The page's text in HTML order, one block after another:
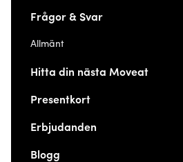
Frågor & Svar
Allmänt
Hitta din nästa Moveat
Presentkort
Erbjudanden
Blogg